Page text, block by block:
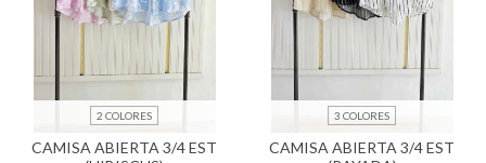
2 COLORES
CAMISA ABIERTA 3/4 EST
3 COLORES
CAMISA ABIERTA 3/4 EST